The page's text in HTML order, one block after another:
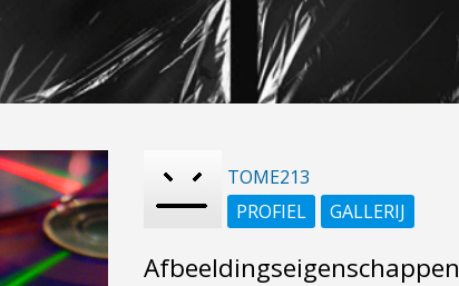
TOME213
PROFIEL
GALLERIJ
Afbeeldingseigenschappen